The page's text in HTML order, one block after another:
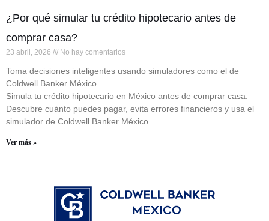
¿Por qué simular tu crédito hipotecario antes de
comprar casa?
23 abril, 2026 No hay comentarios
Toma decisiones inteligentes usando simuladores como el de
Coldwell Banker México
Simula tu crédito hipotecario en México antes de comprar casa.
Descubre cuánto puedes pagar, evita errores financieros y usa el
simulador de Coldwell Banker México.
Ver más »